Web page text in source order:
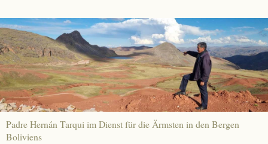
Padre Hernán Tarqui im Dienst für die Ärmsten in den Bergen
Boliviens